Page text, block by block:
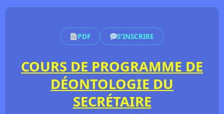
PDF S'INSCRIRE
COURS DE PROGRAMME DE
DÉONTOLOGIE DU
SECRÉTAIRE